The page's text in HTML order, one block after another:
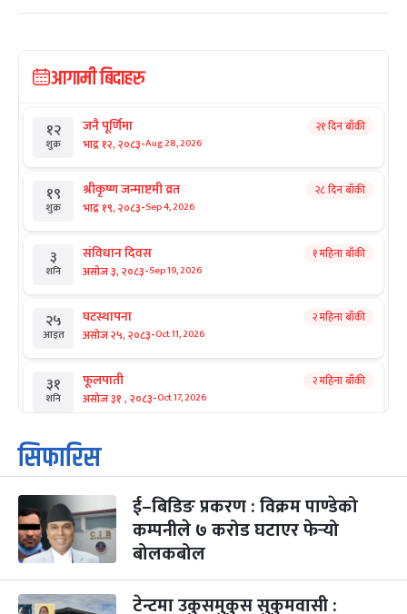
आगामी बिदाहरु
१२
शुक्र
जनै पूर्णिमा
भाद्र १२, २०८३-Aug 28, 2026
२१ दिन बाँकी
१९
शुक्र
श्रीकृष्ण जन्माष्टमी व्रत
भाद्र १९, २०८३-Sep 4, 2026
२८ दिन बाँकी
३
शनि
संविधान दिवस
असोज ३, २०८३-Sep 19, 2026
१ महिना बाँकी
२५
आइत
घटस्थापना
असोज २५, २०८३-Oct 11, 2026
२ महिना बाँकी
३१
शनि
फूलपाती
असोज ३१ , २०८३-Oct 17, 2026
२ महिना बाँकी
१
आइत
कार्तिक सङ्क्रान्ति
कार्तिक १, २०८३
३
मंगल
महानवमी
कार्तिक ३, २०८३-Oct 20, 2026
२ महिना बाँकी
४
सिफारिस
ई–बिडिङ प्रकरण : विक्रम पाण्डेको
कम्पनीले ७ करोड घटाएर फेर्‍यो
बोलकबोल
टेन्टमा उकुसमुकुस सुकुमवासी :